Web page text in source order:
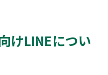
けLINEについ